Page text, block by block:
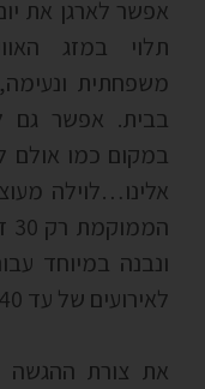
אפשר לארגן את
תלוי במזג
משפחתית
בבית. אפשר גם
במקום כמו אולם
אלינו…לוילה
ונבנה במיוחד
לאירועים של עד 40 אנשים.
את צורת ההגשה